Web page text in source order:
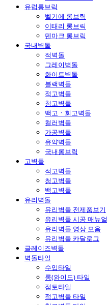
유럽롱브릭
벨기에 롱브릭
이태리 롱브릭
덴마크 롱브릭
국내벽돌
적벽돌
그레이벽돌
화이트벽돌
블랙벽돌
적고벽돌
청고벽돌
백고ㆍ회고벽돌
컬러벽돌
가공벽돌
유약벽돌
국내롱브릭
고벽돌
적고벽돌
청고벽돌
백고벽돌
유리벽돌
유리벽돌 전제품보기
유리벽돌 시공 매뉴얼
유리벽돌 영상 모음
유리벽돌 카달로그
글레이즈벽돌
벽돌타일
수입타일
롱(와이드) 타일
점토타일
적고벽돌 타일